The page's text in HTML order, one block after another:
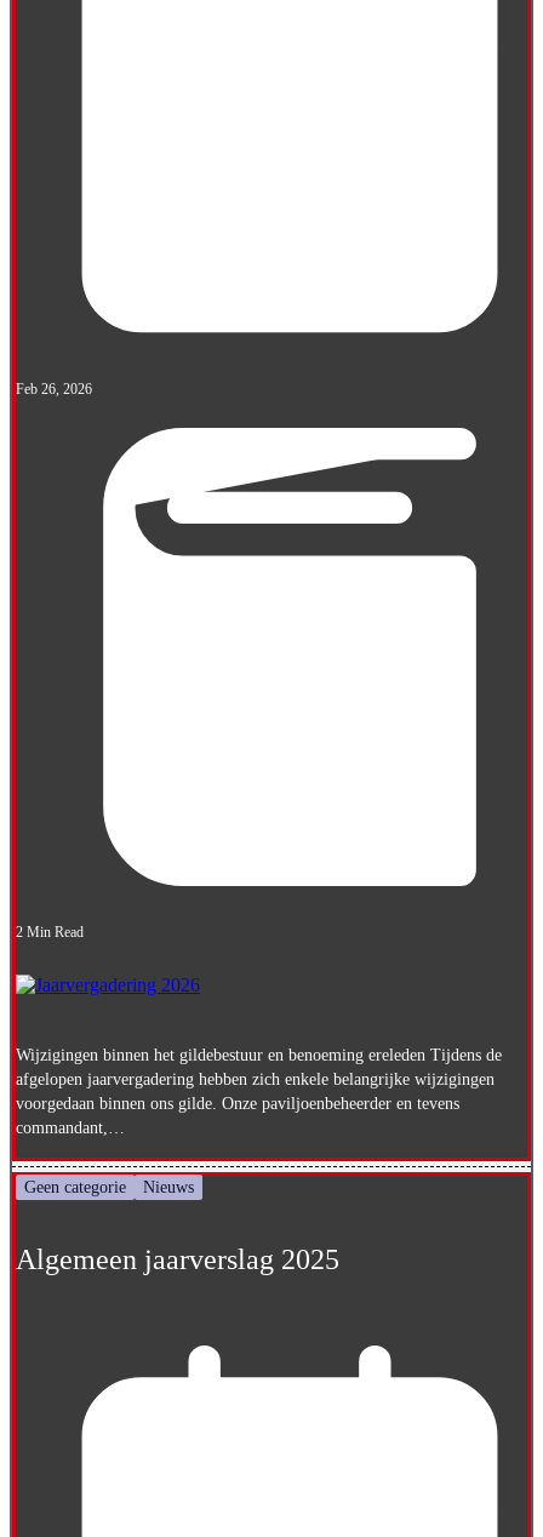
Feb 26, 2026
2 Min Read
Wijzigingen binnen het gildebestuur en benoeming ereleden Tijdens de
afgelopen jaarvergadering hebben zich enkele belangrijke wijzigingen
voorgedaan binnen ons gilde. Onze paviljoenbeheerder en tevens
commandant,…
Geen categorie Nieuws
Algemeen jaarverslag 2025